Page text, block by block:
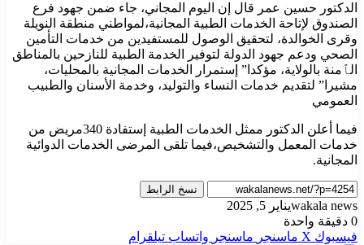
الدكتور حسين عمر قال إن اليوم المجاني، جاء ضمن جهود فرع
الصندوق لإتاحة الخدمات الطبية المجانية،لمواطني منطقة النويلة
وقرى الخوالدة، لتحقيق الوصول للمستفيدين من خدمات التأمين
الصحي ودعم جهود الدولة لتوفير الخدمة الطبية للنازحين بالمناطق
الٱمنة بالولاية، مؤكدا” إستمرار الخدمات المجانية بالمحليات،
مشيرا” لتقديم خدمات النساء والتوليد، وخدمة الأسنان والطبيب
العمومي
فيما أعلن الدكتور ممثل الخدمات الطبية إستفادة 340مريض من
خدمات المعمل والتشخيص،فيما تلقى المرضى الخدمات الدوائية
المجانية.
نسخ الرابط
wakala newsيناير 5, 2025
0 دقيقة واحدة
فيسبوك ‫X ماسنجر ماسنجر واتساب تيلقرام